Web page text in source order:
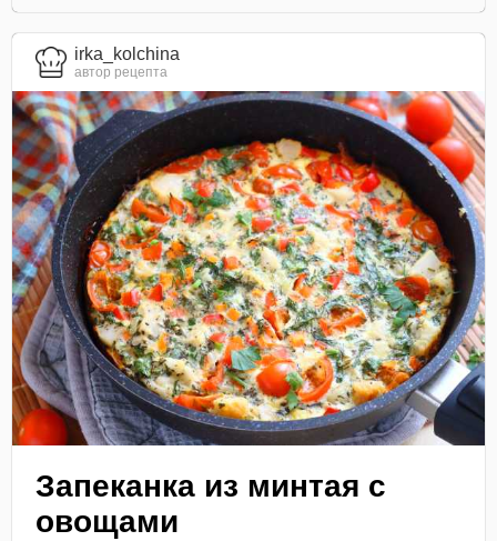
irka_kolchina
автор рецепта
Запеканка из минтая с
овощами